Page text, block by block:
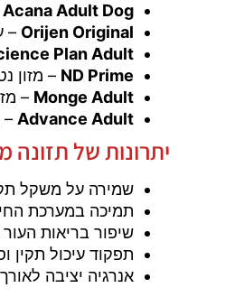
Acana Adult Dog
Orijen Original
–
Plan Adult
ND Prime – מזון
Monge Adult
–
Advance Adult
–
יתרונות של תזונה
שמירה על משקל
תמיכה במערכת
שיפור בריאות העור
תפקוד עיכול תקין
אנרגיה יציבה